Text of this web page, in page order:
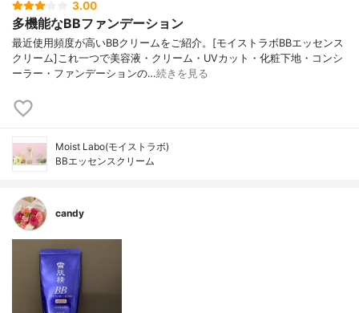
3.00
多機能なBBファンデーション
最近使用頻度が高いBBクリームをご紹介。[モイストラボBBエッセンス
クリーム]これ一つで美容液・クリーム・UVカット・化粧下地・コンシ
ーラー・ファンデーションの…続きを見る
Moist Labo(モイストラボ)
BBエッセンスクリーム
candy